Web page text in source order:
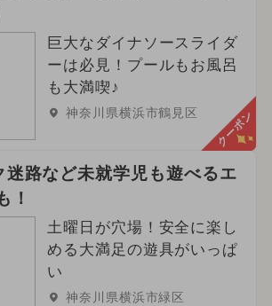
巨大なダイナソースライダ
ーは必見！プールもお風呂
も大満喫♪
神奈川県横浜市鶴見区 クーポン
迷路など未就学児も遊べるエ
！
土曜日が穴場！安全に楽し
める大満足の遊具がいっぱ
い
神奈川県横浜市緑区